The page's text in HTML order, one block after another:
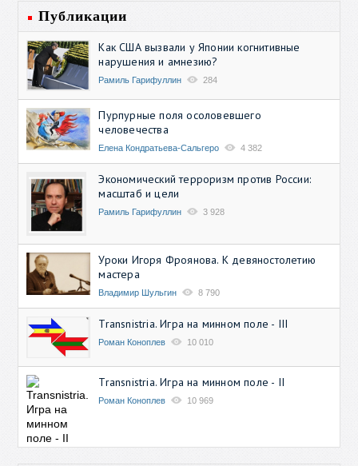
Публикации
Как США вызвали у Японии когнитивные
нарушения и амнезию?
Рамиль Гарифуллин 284
Пурпурные поля осоловевшего
человечества
Елена Кондратьева-Сальгеро 4 382
Экономический терроризм против России:
масштаб и цели
Рамиль Гарифуллин 3 928
Уроки Игоря Фроянова. К девяностолетию
мастера
Владимир Шульгин 8 790
Transnistria. Игра на минном поле - III
Роман Коноплев 10 010
Transnistria. Игра на минном поле - II
Роман Коноплев 10 969